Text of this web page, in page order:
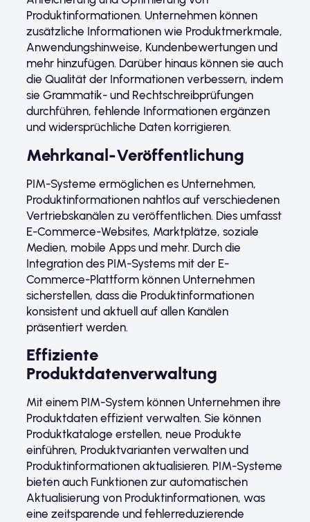
Produktinformationen. Unternehmen können
zusätzliche Informationen wie Produktmerkmale,
Anwendungshinweise, Kundenbewertungen und
mehr hinzufügen. Darüber hinaus können sie auch
die Qualität der Informationen verbessern, indem
sie Grammatik- und Rechtschreibprüfungen
durchführen, fehlende Informationen ergänzen
und widersprüchliche Daten korrigieren.
Mehrkanal-Veröffentlichung
PIM-Systeme ermöglichen es Unternehmen,
Produktinformationen nahtlos auf verschiedenen
Vertriebskanälen zu veröffentlichen. Dies umfasst
E-Commerce-Websites, Marktplätze, soziale
Medien, mobile Apps und mehr. Durch die
Integration des PIM-Systems mit der E-
Commerce-Plattform können Unternehmen
sicherstellen, dass die Produktinformationen
konsistent und aktuell auf allen Kanälen
präsentiert werden.
Effiziente
Produktdatenverwaltung
Mit einem PIM-System können Unternehmen ihre
Produktdaten effizient verwalten. Sie können
Produktkataloge erstellen, neue Produkte
einführen, Produktvarianten verwalten und
Produktinformationen aktualisieren. PIM-Systeme
bieten auch Funktionen zur automatischen
Aktualisierung von Produktinformationen, was
eine zeitsparende und fehlerreduzierende